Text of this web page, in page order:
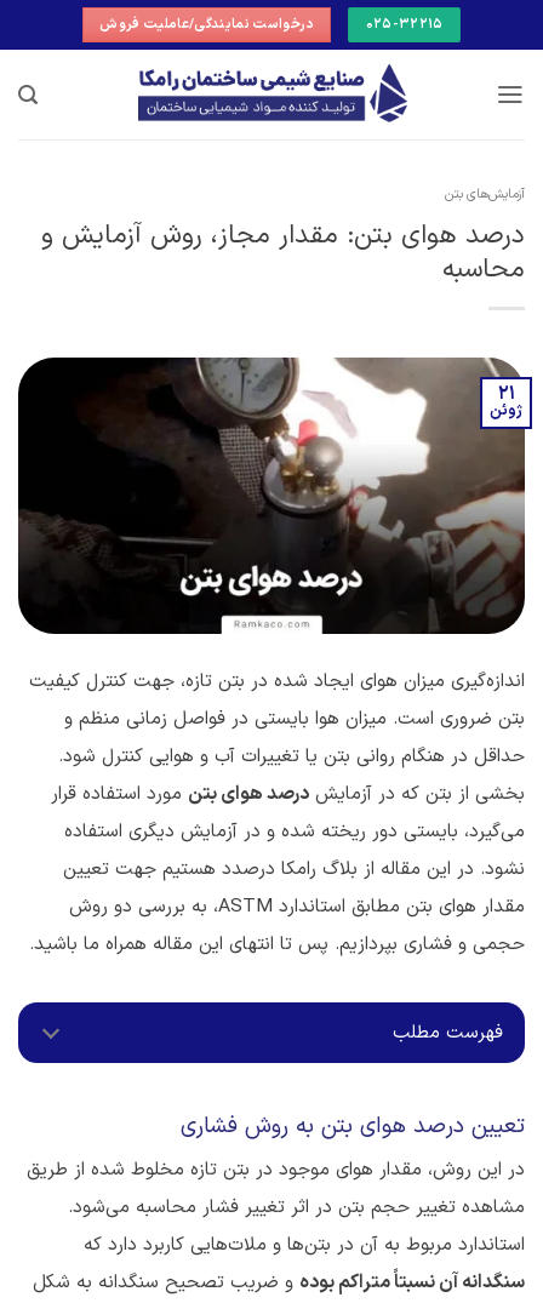
to
025-32215 درخواست نمایندگی/عاملیت فروش
آزمایش‌های بتن
درصد هوای بتن: مقدار مجاز، روش آزمایش و
محاسبه
21
ژوئن
اندازه‌گیری میزان هوای ایجاد شده در بتن تازه، جهت کنترل کیفیت
بتن ضروری است. میزان هوا بایستی در فواصل زمانی منظم و
حداقل در هنگام روانی بتن یا تغییرات آب و هوایی کنترل شود.
بخشی از بتن که در آزمایش درصد هوای بتن مورد استفاده قرار
می‌گیرد، بایستی دور ریخته شده و در آزمایش دیگری استفاده
نشود. در این مقاله از بلاگ رامکا درصدد هستیم جهت تعیین
مقدار هوای بتن مطابق استاندارد ASTM، به بررسی دو روش
حجمی و فشاری بپردازیم. پس تا انتهای این مقاله همراه ما باشید.
فهرست مطلب
تعیین درصد هوای بتن به روش فشاری
در این روش، مقدار هوای موجود در بتن تازه مخلوط شده از طریق
مشاهده تغییر حجم بتن در اثر تغییر فشار محاسبه می‌شود.
استاندارد مربوط به آن در بتن‌ها و ملات‌هایی کاربرد دارد که
سنگدانه آن نسبتاً متراکم بوده و ضریب تصحیح سنگدانه به شکل